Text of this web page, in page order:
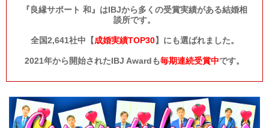
『良縁サポート 和』はIBJから多くの受賞実績がある結婚相
談所です。
全国2,641社中【成婚実績TOP30】にも選ばれました。
2021年から開始されたIBJ Awardも毎期連続受賞中です。